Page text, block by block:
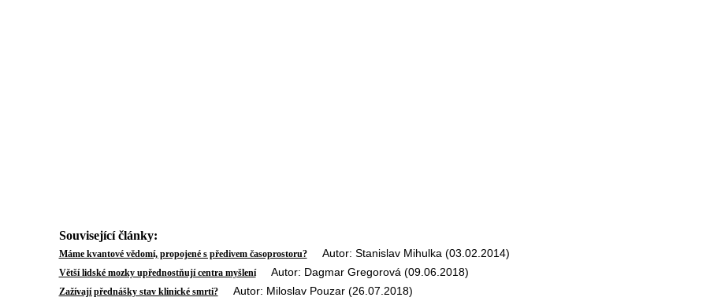
Související články:
Máme kvantové vědomí, propojené s předivem časoprostoru?Autor: Stanislav Mihulka (03.02.2014)
Větší lidské mozky upřednostňují centra myšleníAutor: Dagmar Gregorová (09.06.2018)
Zažívají přednášky stav klinické smrti?Autor: Miloslav Pouzar (26.07.2018)